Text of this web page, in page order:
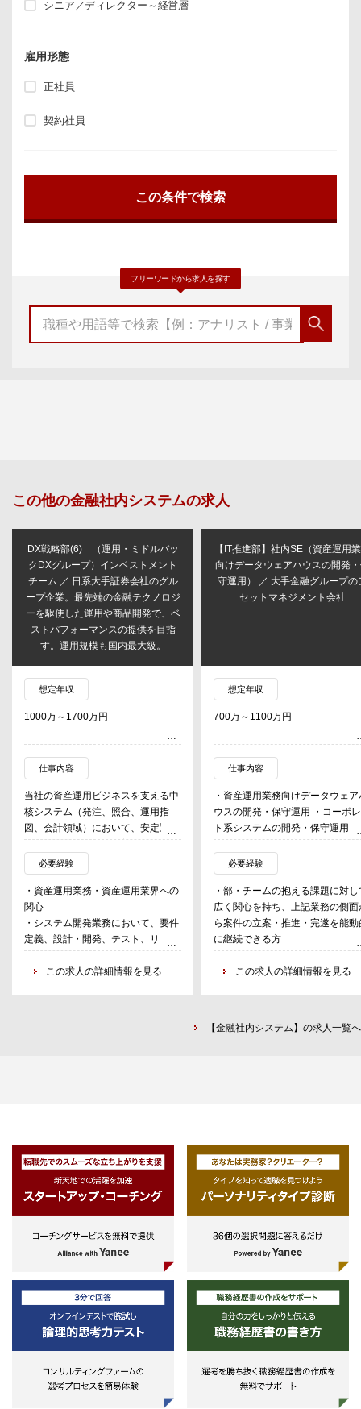
シニア／ディレクター～経営層
雇用形態
正社員
契約社員
フリーワードから求人を探す
この他の金融社内システムの求人
DX戦略部(6) （運用・ミドルバッ
クDXグループ）インベストメント
チーム ／ 日系大手証券会社のグル
ープ企業。最先端の金融テクノロジ
ーを駆使した運用や商品開発で、ベ
ストパフォーマンスの提供を目指
す。運用規模も国内最大級。
想定年収
1000万～1700万円
仕事内容
当社の資産運用ビジネスを支える中
核システム（発注、照合、運用指
図、会計領域）において、安定運用
を担いながら、業務改善やシステム
高度化を推進していただくポジショ
ンです。
特に発注系システム（OMS：Order
Management System）は、運用業
務の根幹を支えるミッションクリテ
ィカルな基盤であり、高い安定性と
ます。本ポジションでは、OMSおよ
必要経験
・資産運用業務・資産運用業界への
関心
・システム開発業務において、要件
定義、設計・開発、テスト、リリー
ス、運用まで一連の工程に携わった
経験
・日本語での読み書き・会話力（ネ
イティブレベル）
・英語での読み書き力（ビジネスレ
ベル）"
この求人の詳細情報を見る
【IT推進部】社内SE（資産運用
向けデータウェアハウスの開発
守運用） ／ 大手金融グループの
セットマネジメント会社
想定年収
700万～1100万円
仕事内容
・資産運用業務向けデータウェア
ウスの開発・保守運用 ・コーポ
ト系システムの開発・保守運用
※上記の開発・保守運用業務を軸
しつつ、各種クラウドサービスの
率的な利用、BPR等の手段を通
コスト削減、業務効率化を行う。
必要経験
・部・チームの抱える課題に対し
広く関心を持ち、上記業務の側面
ら案件の立案・推進・完遂を能動
に継続できる方
・SQL、VBA、Python等による
タ管理・処理経験 ・クラウドサ
この求人の詳細情報を見る
【金融社内システム】の求人一覧へ